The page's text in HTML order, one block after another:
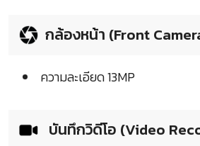
กล้องหน้า (Front
ความละเอียด 13MP
บันทึกวิดีโอ (Video